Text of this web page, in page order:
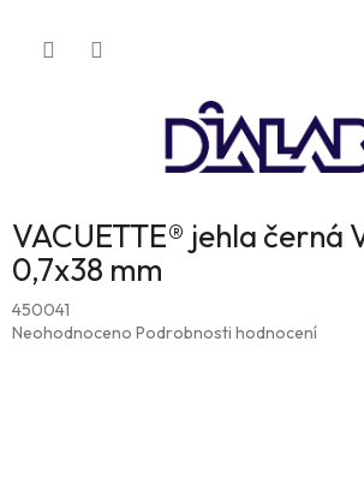
obsah
VACUETTE® jehla černá
0,7x38 mm
450041
Průměrné
Neohodnoceno Podrobnosti hodnocení